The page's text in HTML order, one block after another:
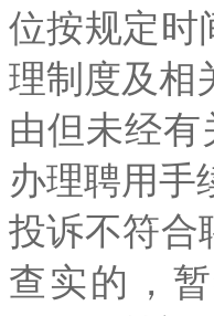
位按规定时
理制度及相
由但未经
办理聘用手
投诉不符合
查实的，